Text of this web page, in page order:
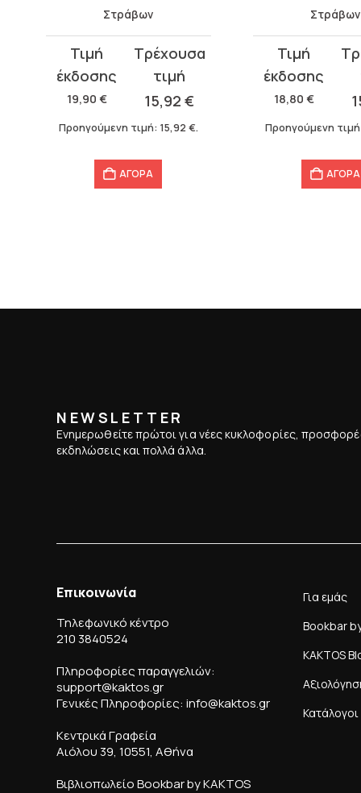
Στράβων
19,90 €
Original
price
was:
19,90 €.
15,92€
τρέχουσα
τιμή
είναι:
Προηγούμενη τιμή: 15,92 €.
ΑΓΟΡΑ
Στράβων
18,80 €
Original
price
was:
18,80 €.
τρέχουσα
τιμή
είναι:
Προηγούμενη
ΑΓΟΡΑ
NEWSLETTER
Ενημερωθείτε πρώτοι για νέες κυκλοφορίες,
εκδηλώσεις και πολλά άλλα.
Επικοινωνία
Τηλεφωνικό κέντρο
210 3840524
Πληροφορίες παραγγελιών:
support@kaktos.gr
Γενικές Πληροφορίες: info@kaktos.gr
Κεντρικά Γραφεία
Αιόλου 39, 10551, Αθήνα
Βιβλιοπωλείο Bookbar by KAKTOS
Για εμάς
Bookbar
KAKTOS
Κατάλογοι